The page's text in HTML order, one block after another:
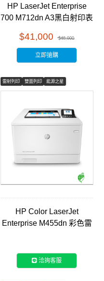
HP LaserJet Enterprise
700 M712dn A3黑白射印表
$41,000 $48,000
立即搶購
雷射列印 雙面列印 能源之星
HP Color LaserJet
Enterprise M455dn 彩色雷
洽詢客服